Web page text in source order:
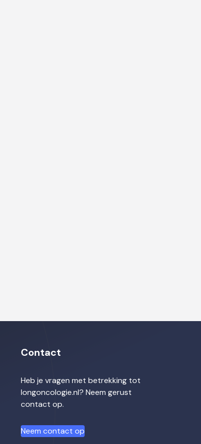
Contact
Heb je vragen met betrekking tot
longoncologie.nl? Neem gerust
contact op.
Neem contact op